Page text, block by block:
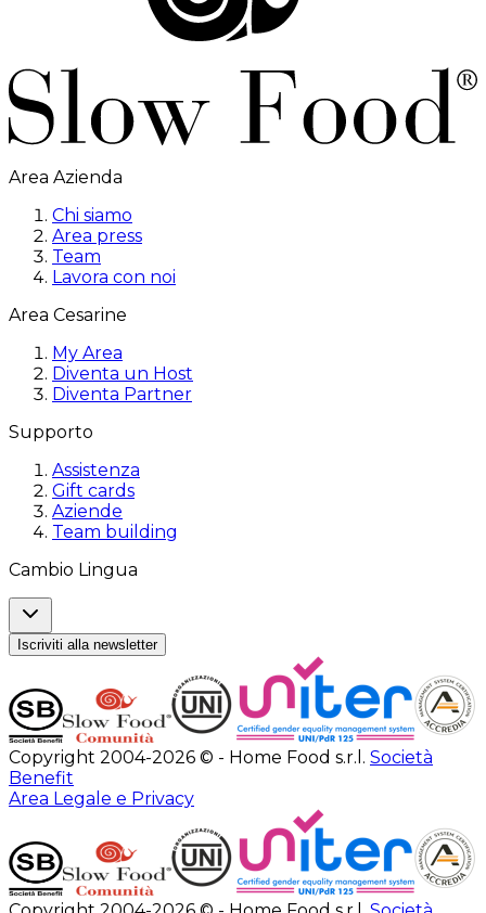
Area Azienda
Chi siamo
Area press
Team
Lavora con noi
Area Cesarine
My Area
Diventa un Host
Diventa Partner
Supporto
Assistenza
Gift cards
Aziende
Team building
Cambio Lingua
Iscriviti alla newsletter
Copyright 2004-2026 © - Home Food s.r.l. Società
Benefit
Area Legale e Privacy